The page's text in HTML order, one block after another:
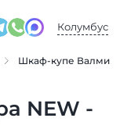
Колумбус
Шкаф-купе
NEW -